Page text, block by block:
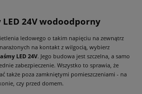
LED 24V wodoodporny
ledowego o takim napięciu na zewnątrz
na kontakt z wilgocią, wybierz
LED 24V. Jego budowa jest szczelna, a samo
zabezpieczenie. Wszystko to sprawia, że
także poza zamkniętymi pomieszczeniami - na
czy przed domem.